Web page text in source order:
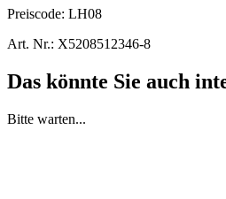
Preiscode: LH08
Art. Nr.: X5208512346-8
Das könnte Sie auch
Bitte warten...